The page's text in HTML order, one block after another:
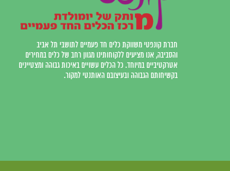
חברת קונפטי משווקת כלים חד פעמיים לתושבי תל אביב
והסביבה, אנו מציעים ללקוחותינו מגוון רחב של כלים במחירים
אטרקטיביים במיוחד. כל הכלים עשויים באיכות גבוהה ומצטיינים
בקשיחותם הגבוהה ובעיצובם האותנטי למקור.